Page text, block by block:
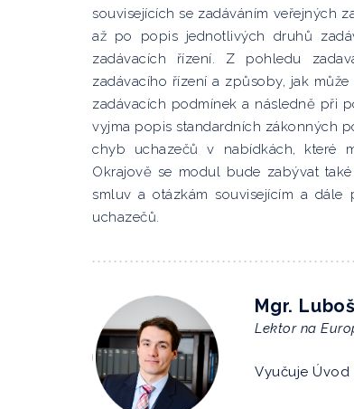
souvisejících se zadáváním veřejných
až po popis jednotlivých druhů
zadávacích řízení. Z pohledu
zadávacího řízení a způsoby, jak
zadávacích podmínek a následně při
vyjma popis standardních zákonných
chyb uchazečů v nabídkách, které
Okrajově se modul bude zabývat
smluv a otázkám souvisejícím a dále
uchazečů.
Mgr.
Lektor na
Vyučuje